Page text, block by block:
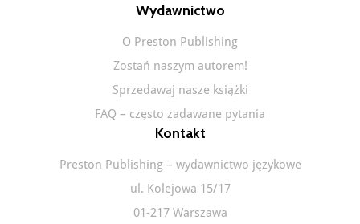
Wydawnictwo
O Preston Publishing
Zostań naszym autorem!
Sprzedawaj nasze książki
FAQ – często zadawane pytania
Kontakt
Preston Publishing – wydawnictwo językowe
ul. Kolejowa 15/17
01-217 Warszawa